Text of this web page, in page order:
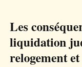
Les
liquidation
relogement